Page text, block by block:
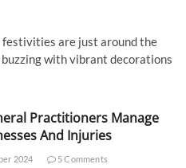
festivities are just around the
with vibrant decorations
Practitioners Manage
And Injuries
2024 5 Comments